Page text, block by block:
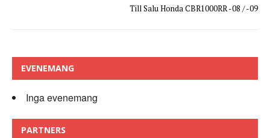
Till Salu Honda CBR1000RR -08 / -09
EVENEMANG
Inga evenemang
PARTNERS